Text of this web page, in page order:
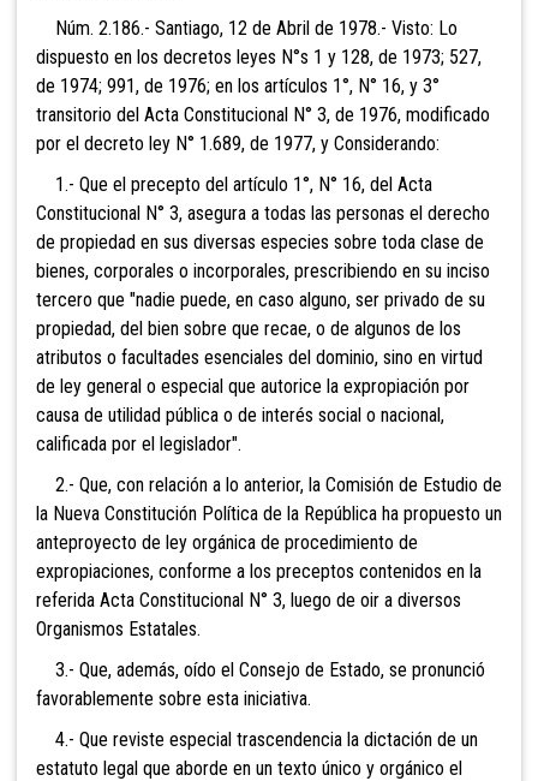
Núm. 2.186.- Santiago, 12 de Abril de 1978.- Visto: Lo
dispuesto en los decretos leyes N°s 1 y 128, de 1973; 527,
de 1974; 991, de 1976; en los artículos 1°, N° 16, y 3°
transitorio del Acta Constitucional N° 3, de 1976, modificado
por el decreto ley N° 1.689, de 1977, y Considerando:
1.- Que el precepto del artículo 1°, N° 16, del Acta
Constitucional N° 3, asegura a todas las personas el derecho
de propiedad en sus diversas especies sobre toda clase de
bienes, corporales o incorporales, prescribiendo en su inciso
tercero que "nadie puede, en caso alguno, ser privado de su
propiedad, del bien sobre que recae, o de algunos de los
atributos o facultades esenciales del dominio, sino en virtud
de ley general o especial que autorice la expropiación por
causa de utilidad pública o de interés social o nacional,
calificada por el legislador".
2.- Que, con relación a lo anterior, la Comisión de Estudio de
la Nueva Constitución Política de la República ha propuesto un
anteproyecto de ley orgánica de procedimiento de
expropiaciones, conforme a los preceptos contenidos en la
referida Acta Constitucional N° 3, luego de oir a diversos
Organismos Estatales.
3.- Que, además, oído el Consejo de Estado, se pronunció
favorablemente sobre esta iniciativa.
4.- Que reviste especial trascendencia la dictación de un
estatuto legal que aborde en un texto único y orgánico el